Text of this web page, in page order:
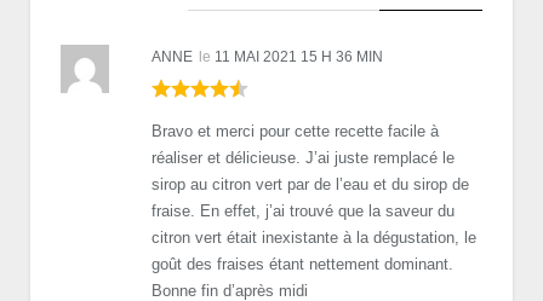
ANNE le 11 MAI 2021 15 H 36 MIN
Bravo et merci pour cette recette facile à
réaliser et délicieuse. J’ai juste remplacé le
sirop au citron vert par de l’eau et du sirop de
fraise. En effet, j’ai trouvé que la saveur du
citron vert était inexistante à la dégustation, le
goût des fraises étant nettement dominant.
Bonne fin d’après midi